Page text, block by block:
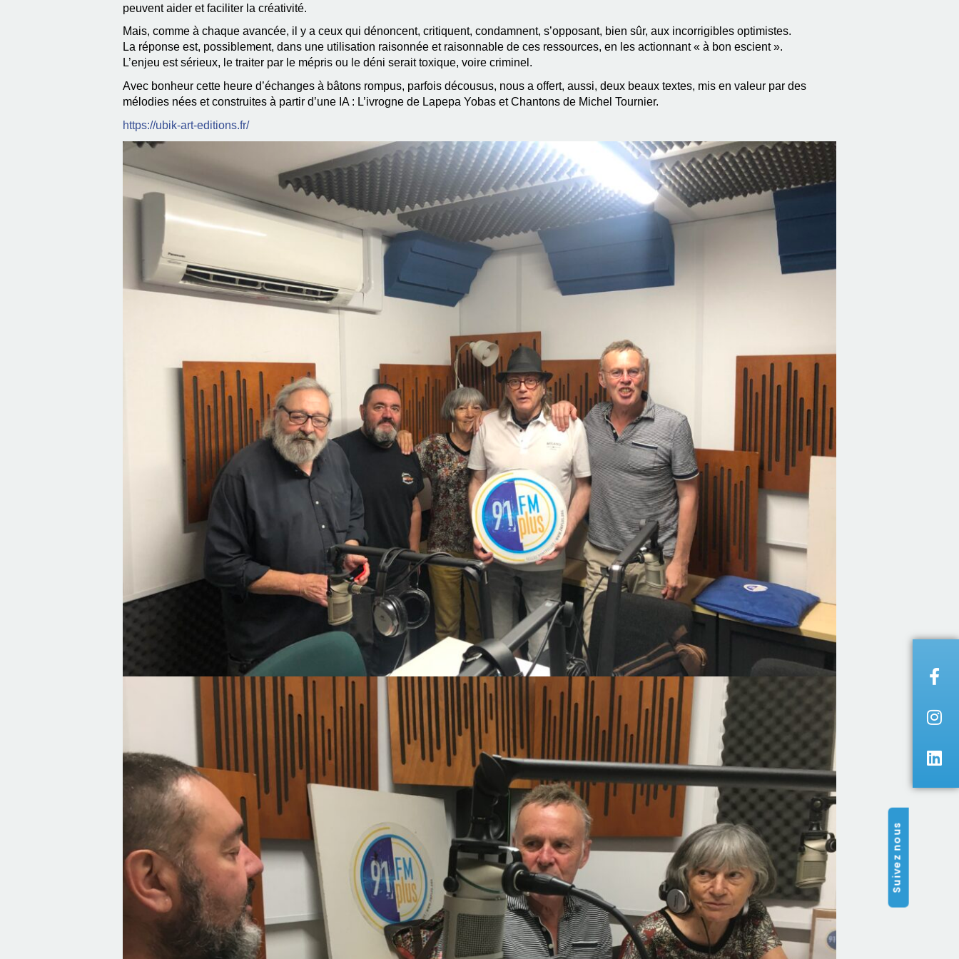
Suivez nous
peuvent aider et faciliter la créativité.
Mais, comme à chaque avancée, il y a ceux qui dénoncent, critiquent, condamnent, s’opposant, bien sûr, aux incorrigibles optimistes.
La réponse est, possiblement, dans une utilisation raisonnée et raisonnable de ces ressources, en les actionnant « à bon escient ».
L’enjeu est sérieux, le traiter par le mépris ou le déni serait toxique, voire criminel.
Avec bonheur cette heure d’échanges à bâtons rompus, parfois décousus, nous a offert, aussi, deux beaux textes, mis en valeur par des
mélodies nées et construites à partir d’une IA : L’ivrogne de Lapepa Yobas et Chantons de Michel Tournier.
https://ubik-art-editions.fr/